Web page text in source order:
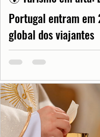
Portugal entram
global dos viajantes